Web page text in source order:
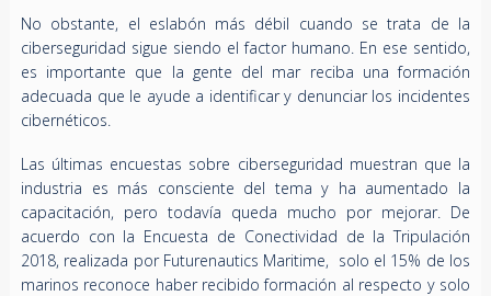
No obstante, el eslabón más débil cuando se trata de la
ciberseguridad sigue siendo el factor humano. En ese sentido,
es importante que la gente del mar reciba una formación
adecuada que le ayude a identificar y denunciar los incidentes
cibernéticos.
Las últimas encuestas sobre ciberseguridad muestran que la
industria es más consciente del tema y ha aumentado la
capacitación, pero todavía queda mucho por mejorar. De
acuerdo con la Encuesta de Conectividad de la Tripulación
2018, realizada por Futurenautics Maritime, solo el 15% de los
marinos reconoce haber recibido formación al respecto y solo